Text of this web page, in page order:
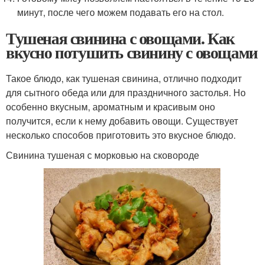
минут, после чего можем подавать его на стол.
Тушеная свинина с овощами. Как
вкусно потушить свинину с овощами
Такое блюдо, как тушеная свинина, отлично подходит
для сытного обеда или для праздничного застолья. Но
особенно вкусным, ароматным и красивым оно
получится, если к нему добавить овощи. Существует
несколько способов приготовить это вкусное блюдо.
Свинина тушеная с морковью на сковороде